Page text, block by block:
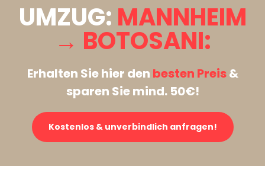
UMZUG: MANNHEIM
→ BOTOSANI:
Erhalten Sie hier den besten Preis&
sparen Sie mind. 50€!
Kostenlos & unverbindlich anfragen!